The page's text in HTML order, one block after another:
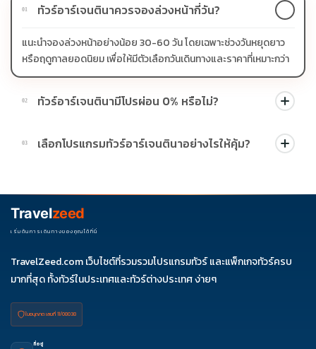
01 ทัวร์อาร์เจนตินาควรจองล่วงหน้ากี่วัน?
แนะนำจองล่วงหน้าอย่างน้อย 30-60 วัน โดยเฉพาะช่วงวันหยุดยาว
หรือฤดูกาลยอดนิยม เพื่อให้มีตัวเลือกวันเดินทางและราคาที่เหมาะกว่า
02 ทัวร์อาร์เจนตินามีโปรผ่อน 0% หรือไม่?
บางโปรแกรมมีโปรผ่อน 0% หรือโปรโมชั่นบัตรเครดิตตามเงื่อนไขที่
บริษัทกำหนด สามารถดูสัญลักษณ์โปรโมชั่นในรายการทัวร์แต่ละ
03 เลือกโปรแกรมทัวร์อาร์เจนตินาอย่างไรให้คุ้ม?
ช่วงราคา ไม่ควรเทียบจากราคาต่ำสุดเพียงอย่างเดียว
Travelzeed
เริ่มต้นการเดินทางของคุณได้ที่นี่
TravelZeed.com เว็บไซต์ที่รวมรวมโปรแกรมทัวร์ และแพ็กเกจทัวร์ครบ
มากที่สุด ทั้งทัวร์ในประเทศและทัวร์ต่างประเทศ ง่ายๆ
ใบอนุญาต เลขที่ 11/08038
ที่อยู่